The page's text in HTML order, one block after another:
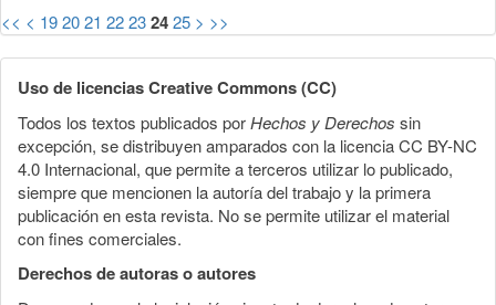
<< < 192021 22232425 > >>
Uso de licencias Creative Commons (CC)
Todos los textos publicados porHechos y Derechos sin
excepción, se distribuyen amparados con la licencia CC BY-NC
4.0 Internacional, que permite a terceros utilizar lo publicado,
siempre que mencionen la autoría del trabajo y la primera
publicación en esta revista. No se permite utilizar el material
con fines comerciales.
Derechos de autoras o autores